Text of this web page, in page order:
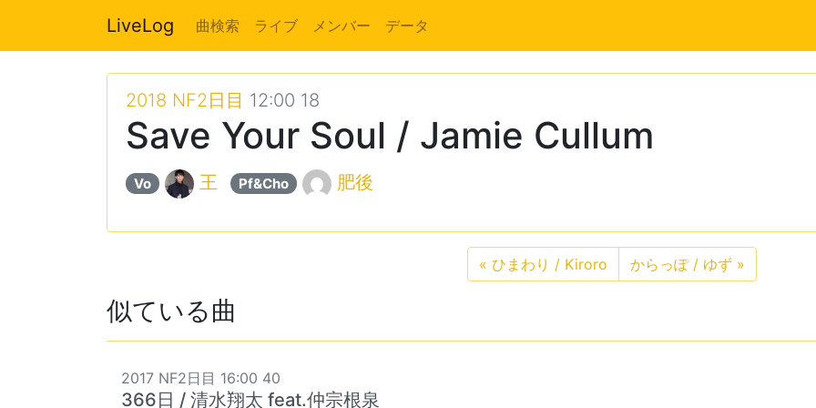
LiveLog 曲検索 ライブ メンバー データ
2018 NF2日目 12:00 18
Save Your Soul / Jamie Cullum
Vo 王 Pf&Cho 肥後
« ひまわり / Kiroro からっぽ / ゆず »
似ている曲
2017 NF2日目 16:00 40
366日 / 清水翔太 feat.仲宗根泉